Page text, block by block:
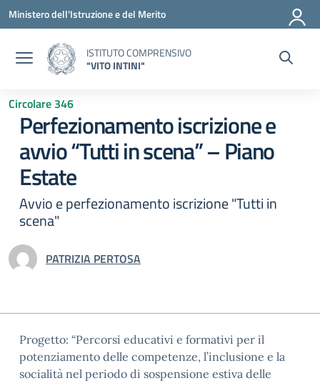
Vai ai contenuti
Vai al menu di navigazione
Vai al footer
Ministero dell'Istruzione e del Merito
ISTITUTO COMPRENSIVO
"VITO INTINI"
Circolare 346
Perfezionamento iscrizione e
avvio “Tutti in scena” – Piano
Estate
Avvio e perfezionamento iscrizione "Tutti in
scena"
PATRIZIA PERTOSA
Progetto: “Percorsi educativi e formativi per il
potenziamento delle competenze, l’inclusione e la
socialità nel periodo di sospensione estiva delle